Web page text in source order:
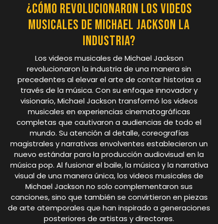
¿Cómo revolucionaron los videos
musicales de Michael Jackson la
industria?
Los videos musicales de Michael Jackson
revolucionaron la industria de una manera sin
precedentes al elevar el arte de contar historias a
través de la música. Con su enfoque innovador y
visionario, Michael Jackson transformó los videos
musicales en experiencias cinematográficas
completas que cautivaron a audiencias de todo el
mundo. Su atención al detalle, coreografías
magistrales y narrativas envolventes establecieron un
nuevo estándar para la producción audiovisual en la
música pop. Al fusionar el baile, la música y la narrativa
visual de una manera única, los videos musicales de
Michael Jackson no solo complementaron sus
canciones, sino que también se convirtieron en piezas
de arte atemporales que han inspirado a generaciones
posteriores de artistas y directores.